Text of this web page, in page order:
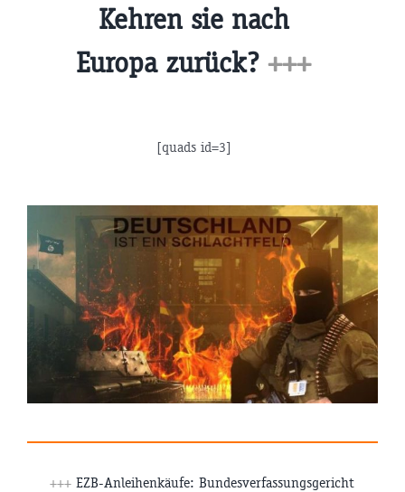
Kehren sie nach
Europa zurück? +++
[quads id=3]
+++ EZB-Anleihenkäufe: Bundesverfassungsgericht